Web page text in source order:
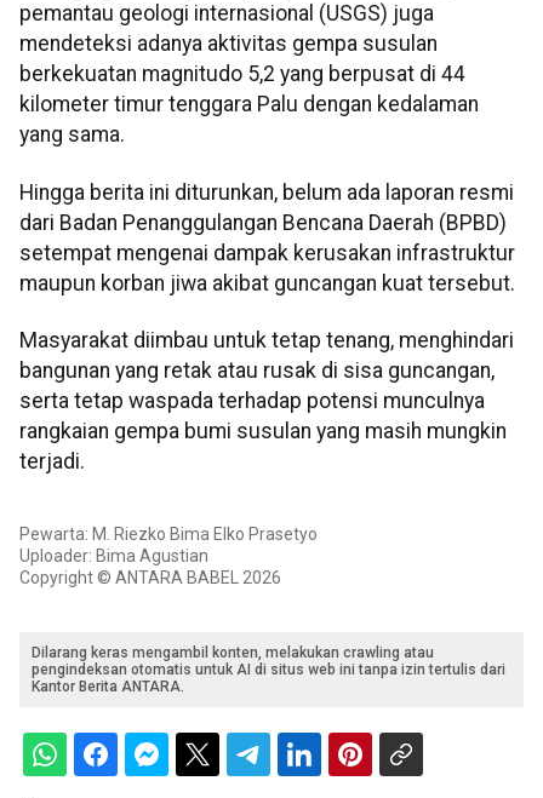
pemantau geologi internasional (USGS) juga
mendeteksi adanya aktivitas gempa susulan
berkekuatan magnitudo 5,2 yang berpusat di 44
kilometer timur tenggara Palu dengan kedalaman
yang sama.
Hingga berita ini diturunkan, belum ada laporan resmi
dari Badan Penanggulangan Bencana Daerah (BPBD)
setempat mengenai dampak kerusakan infrastruktur
maupun korban jiwa akibat guncangan kuat tersebut.
Masyarakat diimbau untuk tetap tenang, menghindari
bangunan yang retak atau rusak di sisa guncangan,
serta tetap waspada terhadap potensi munculnya
rangkaian gempa bumi susulan yang masih mungkin
terjadi.
Pewarta: M. Riezko Bima Elko Prasetyo
Uploader: Bima Agustian
Copyright © ANTARA BABEL 2026
Dilarang keras mengambil konten, melakukan crawling atau
pengindeksan otomatis untuk AI di situs web ini tanpa izin tertulis dari
Kantor Berita ANTARA.